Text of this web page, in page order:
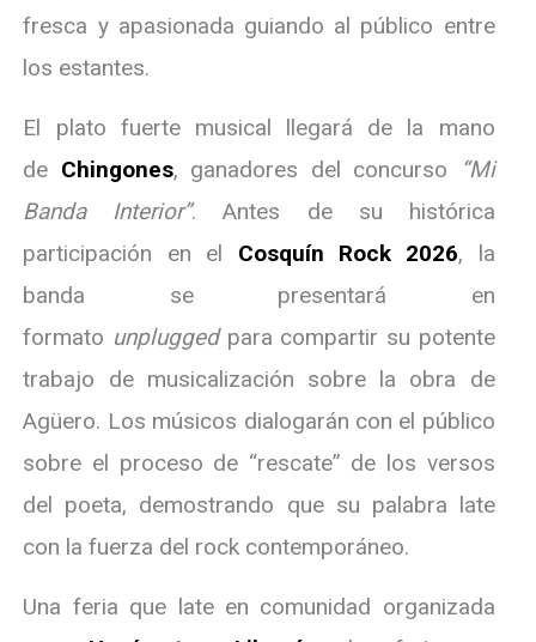
fresca y apasionada guiando al público entre
los estantes.
El plato fuerte musical llegará de la mano
de Chingones, ganadores del concurso
“Mi
Banda Interior”. Antes de su histórica
participación en el Cosquín Rock 2026, la
banda se presentará en
formato unpluggedpara compartir su potente
trabajo de musicalización sobre la obra de
Agüero. Los músicos dialogarán con el público
sobre el proceso de “rescate” de los versos
del poeta, demostrando que su palabra late
con la fuerza del rock contemporáneo.
Una feria que late en comunidad organizada